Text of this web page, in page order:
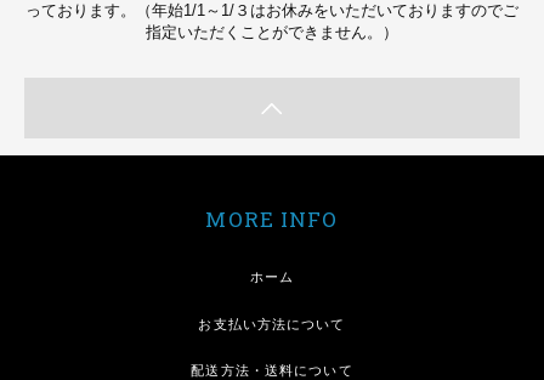
っております。（年始1/1～1/３はお休みをいただいておりますのでご
指定いただくことができません。）
MORE INFO
ホーム
お支払い方法について
配送方法・送料について